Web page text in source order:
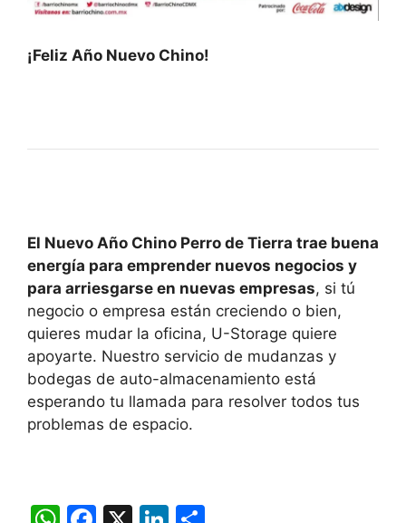
¡Feliz Año Nuevo Chino!
El Nuevo Año Chino Perro de Tierra trae buena
energía para emprender nuevos negocios y
para arriesgarse en nuevas empresas, si tú
negocio o empresa están creciendo o bien,
quieres mudar la oficina, U-Storage quiere
apoyarte. Nuestro servicio de mudanzas y
bodegas de auto-almacenamiento está
esperando tu llamada para resolver todos tus
problemas de espacio.